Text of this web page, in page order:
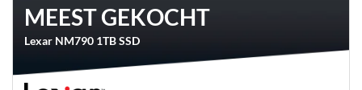
MEEST GEKOCHT
Lexar NM790 1TB SSD